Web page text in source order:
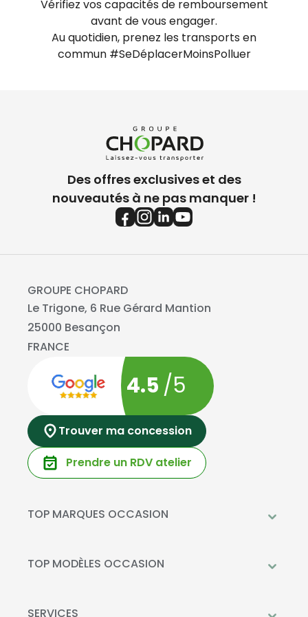
Vérifiez vos capacités de remboursement
avant de vous engager.
Au quotidien, prenez les transports en
commun #SeDéplacerMoinsPolluer
Des offres exclusives et des
nouveautés à ne pas manquer !
GROUPE CHOPARD
Le Trigone, 6 Rue Gérard Mantion
25000 Besançon
FRANCE
4.5 /5
Trouver ma concession
Prendre un RDV atelier
TOP MARQUES OCCASION
Mercedes-Benz
TOP MODÈLES OCCASION
Peugeot 208
SERVICES